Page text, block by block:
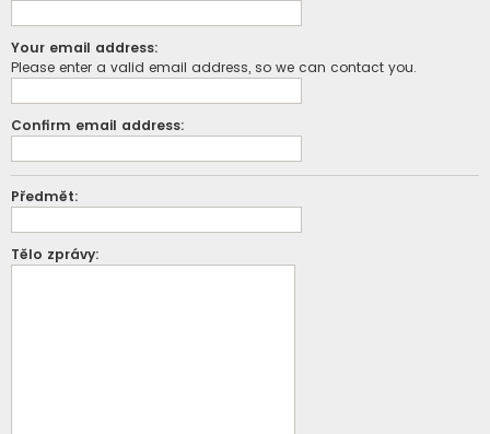
Your email address:
Please enter a valid email address, so we can contact you.
Confirm email address:
Předmět:
Tělo zprávy: